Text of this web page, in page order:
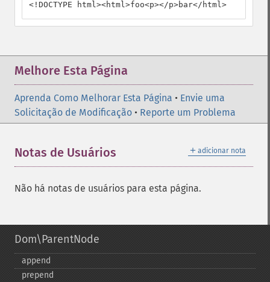
<!DOCTYPE html><html>foo<p></p>bar</html>
Melhore Esta Página
Aprenda Como Melhorar Esta Página • Envie uma
Solicitação de Modificação • Reporte um Problema
＋ adicionar nota
Notas de Usuários
Não há notas de usuários para esta página.
Dom\ParentNode
append
prepend